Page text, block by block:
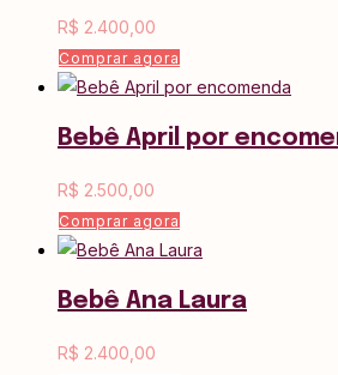
R$ 2.400,00
Comprar agora
Bebê April por
R$ 2.500,00
Comprar agora
Bebê Ana Laura
R$ 2.400,00